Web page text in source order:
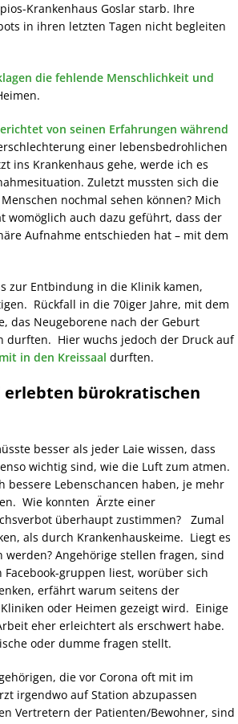
Krankenhaus Goslar starb. Ihre
in ihren letzten Tagen nicht begleiten
die fehlende Menschlichkeit und
von seinen Erfahrungen während
einer lebensbedrohlichen
ins Krankenhaus gehe, werde ich es
Zuletzt mussten sich die
nochmal sehen können? Mich
womöglich auch dazu geführt, dass der
Aufnahme entschieden hat – mit dem
zur Entbindung in die Klinik kamen,
Rückfall in die 70iger Jahre, mit dem
das Neugeborene nach der Geburt
Hier wuchs jedoch der Druck auf
in den Kreissaal durften.
bürokratischen
besser als jeder Laie wissen, dass
wichtig sind, wie die Luft zum atmen.
Lebenschancen haben, je mehr
Wie konnten Ärzte einer
überhaupt zustimmen? Zumal
als durch Krankenhauskeime. Liegt es
Angehörige stellen fragen, sind
gruppen liest, worüber sich
erfährt warum seitens der
oder Heimen gezeigt wird. Einige
eher erleichtert als erschwert habe.
oder dumme fragen stellt.
die vor Corona oft mit im
irgendwo auf Station abzupassen
Vertretern der Patienten/Bewohner, sind